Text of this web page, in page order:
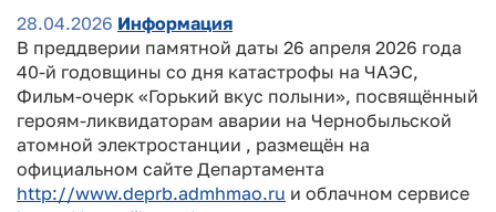
28.04.2026 Информация
В преддверии памятной даты 26 апреля 2026 года
40-й годовщины со дня катастрофы на ЧАЭС,
Фильм-очерк «Горький вкус полыни», посвящённый
героям-ликвидаторам аварии на Чернобыльской
атомной электростанции , размещён на
официальном сайте Департамента
http://www.deprb.admhmao.ru и облачном сервисе